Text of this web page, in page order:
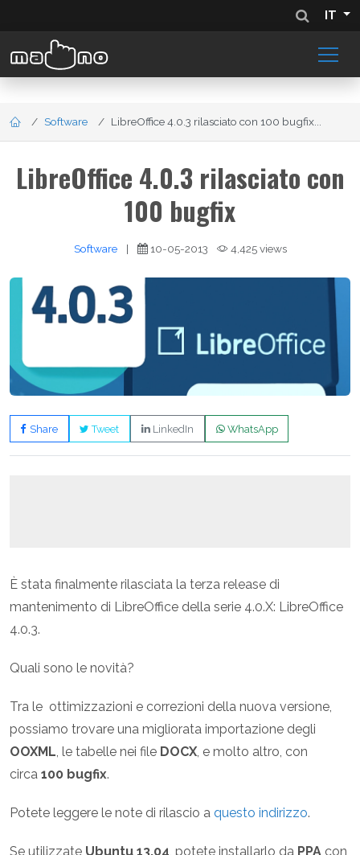
IT
Software LibreOffice 4.0.3 rilasciato con 100 bugfix...
LibreOffice 4.0.3 rilasciato con
100 bugfix
Software | 10-05-2013 4,425 views
Share Tweet LinkedIn WhatsApp
È stata finalmente rilasciata la terza release di
mantenimento di LibreOffice della serie 4.0.X: LibreOffice
4.0.3.
Quali sono le novità?
Tra le ottimizzazioni e correzioni della nuova versione,
possiamo trovare una migliorata importazione degli
OOXML, le tabelle nei file DOCX, e molto altro, con
circa 100 bugfix.
Potete leggere le note di rilascio a questo indirizzo.
Se utilizzate Ubuntu 13.04, potete installarlo da PPA con